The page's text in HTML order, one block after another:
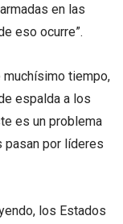
en las
eso ocurre”.
muchísimo tiempo,
espalda a los
es un problema
pasan por líderes
los Estados